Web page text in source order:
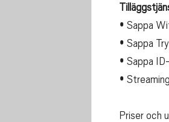
• Sappa
• Sappa
• Sappa
•
Priser och